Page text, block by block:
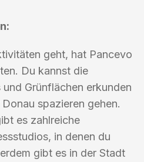
geht, hat Pancevo
Du kannst die
Grünflächen erkunden
spazieren gehen.
es zahlreiche
in denen du
gibt es in der Stadt